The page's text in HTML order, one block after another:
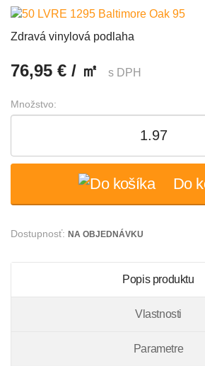
Zdravá vinylová podlaha
76,95 € / ㎡ s DPH
Množstvo:
Do
Dostupnosť: NA OBJEDNÁVKU
Popis produktu
Vlastnosti
Parametre